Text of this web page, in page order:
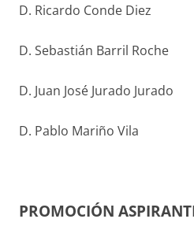
D. Ricardo Conde Diez
D. Sebastián Barril Roche
D. Juan José Jurado Jurado
D. Pablo Mariño Vila
PROMOCIÓN